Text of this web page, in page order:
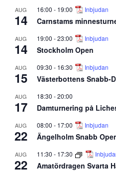
AUG
14
16:00 - 19:00 Inbjudan
Carnstams
AUG
14
19:00 -23:00 Inbjudan
Stockholm Open
AUG
15
09:30 - 16:30 Inbjudan
Västerbottens Snabb-
AUG
17
18:30 -20:00
Damturnering på
AUG
22
08:00 - 17:00 Inbjudan
Ängelholm Snabb
AUG
22
11:30 - 17:30
Amatördragen Svarta